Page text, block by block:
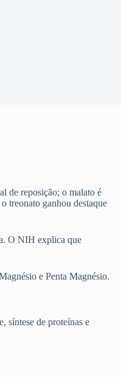
de reposição; o malato é
treonato ganhou destaque
O NIH explica que
e Penta Magnésio.
síntese de proteínas e